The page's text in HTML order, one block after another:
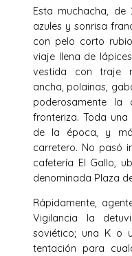
Esta muchacha,
azules y sonrisa
con pelo corto
viaje llena de
vestida con traje
ancha, polainas,
poderosamente
fronteriza. Toda
de la época, y
carretero. No pasó
cafetería El Gallo,
denominada Plaza
Rápidamente,
Vigilancia la
soviético; una K o
tentación para